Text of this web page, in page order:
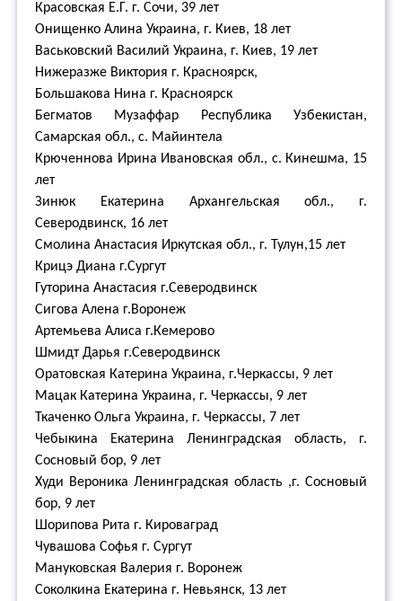
Красовская Е.Г. г. Сочи, 39 лет
Онищенко Алина Украина, г. Киев, 18 лет
Васьковский Василий Украина, г. Киев, 19 лет
Нижеразже Виктория г. Красноярск,
Большакова Нина г. Красноярск
Бегматов Музаффар Республика Узбекистан,
Самарская обл., с. Майинтела
Крюченнова Ирина Ивановская обл., с. Кинешма, 15
лет
Зинюк Екатерина Архангельская обл., г.
Северодвинск, 16 лет
Смолина Анастасия Иркутская обл., г. Тулун,15 лет
Крицэ Диана г.Сургут
Гуторина Анастасия г.Северодвинск
Сигова Алена г.Воронеж
Артемьева Алиса г.Кемерово
Шмидт Дарья г.Северодвинск
Оратовская Катерина Украина, г.Черкассы, 9 лет
Мацак Катерина Украина, г. Черкассы, 9 лет
Ткаченко Ольга Украина, г. Черкассы, 7 лет
Чебыкина Екатерина Ленинградская область, г.
Сосновый бор, 9 лет
Худи Вероника Ленинградская область ,г. Сосновый
бор, 9 лет
Шорипова Рита г. Кироваград
Чувашова Софья г. Сургут
Мануковская Валерия г. Воронеж
Соколкина Екатерина г. Невьянск, 13 лет